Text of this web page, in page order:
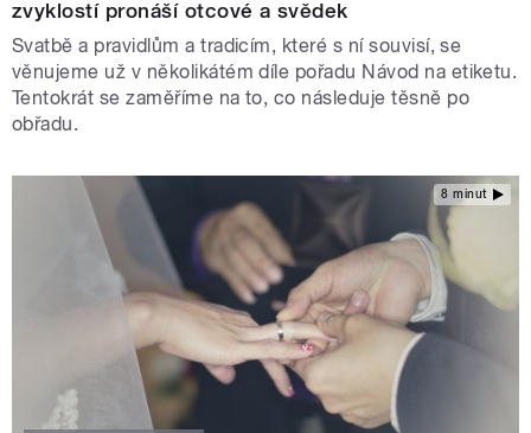
zvyklostí pronáší otcové a svědek
Svatbě a pravidlům a tradicím, které s ní souvisí, se
věnujeme už v několikátém díle pořadu Návod na etiketu.
Tentokrát se zaměříme na to, co následuje těsně po
obřadu.
8 minut